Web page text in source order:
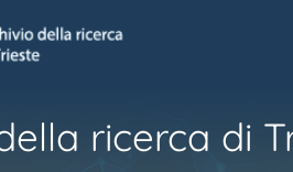
ricerca di